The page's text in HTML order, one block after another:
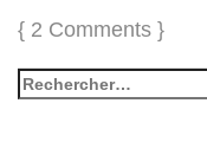
{ 2 Comments }